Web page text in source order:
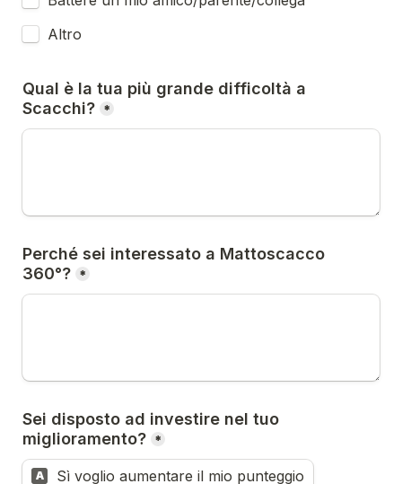
Altro
Qual è la tua più grande difficoltà a
Scacchi? *
Perché sei interessato a Mattoscacco
360°? *
Sei disposto ad investire nel tuo
miglioramento? *
A Sì voglio aumentare il mio punteggio